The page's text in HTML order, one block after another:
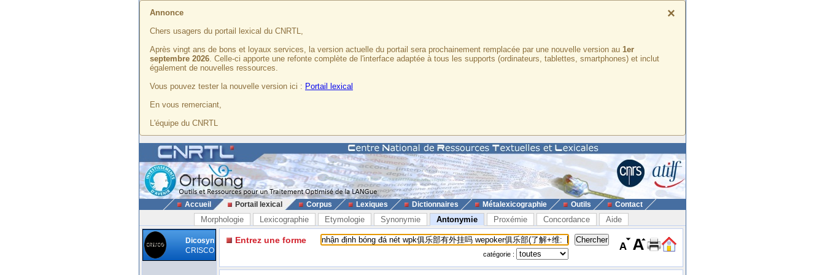
×
Annonce
Chers usagers du portail lexical du CNRTL,
Après vingt ans de bons et loyaux services, la version actuelle du portail sera prochainement remplacée par une nouvelle version au 1er
septembre 2026. Celle-ci apporte une refonte complète de l'interface adaptée à tous les supports (ordinateurs, tablettes, smartphones) et inclut
également de nouvelles ressources.
Vous pouvez tester la nouvelle version ici : Portail lexical
En vous remerciant,
L'équipe du CNRTL
Accueil Portail lexical Corpus Lexiques Dictionnaires Métalexicographie Outils Contact
Morphologie Lexicographie Etymologie Synonymie Antonymie Proxémie Concordance Aide
Dicosyn
CRISCO
Entrez une forme
catégorie :